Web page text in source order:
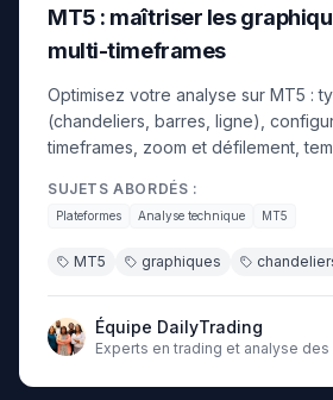
MT5 : maîtriser les
multi-timeframes
Optimisez votre analyse sur MT5 :
(chandeliers, barres, ligne),
timeframes, zoom et défilement,
SUJETS ABORDÉS :
Plateformes Analyse technique MT5
MT5 graphiques
Équipe DailyTrading
Experts en trading et analyse